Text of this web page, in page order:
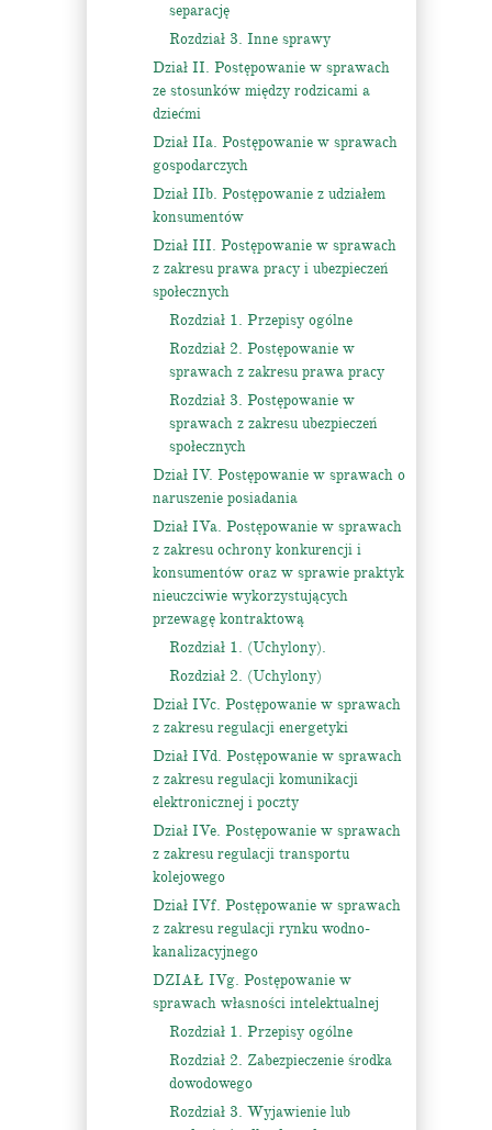
separację
Rozdział 3. Inne sprawy
Dział II. Postępowanie w sprawach
ze stosunków między rodzicami a
dziećmi
Dział IIa. Postępowanie w sprawach
gospodarczych
Dział IIb. Postępowanie z udziałem
konsumentów
Dział III. Postępowanie w sprawach
z zakresu prawa pracy i ubezpieczeń
społecznych
Rozdział 1. Przepisy ogólne
Rozdział 2. Postępowanie w
sprawach z zakresu prawa pracy
Rozdział 3. Postępowanie w
sprawach z zakresu ubezpieczeń
społecznych
Dział IV. Postępowanie w sprawach o
naruszenie posiadania
Dział IVa. Postępowanie w sprawach
z zakresu ochrony konkurencji i
konsumentów oraz w sprawie praktyk
nieuczciwie wykorzystujących
przewagę kontraktową
Rozdział 1. (Uchylony).
Rozdział 2. (Uchylony)
Dział IVc. Postępowanie w sprawach
z zakresu regulacji energetyki
Dział IVd. Postępowanie w sprawach
z zakresu regulacji komunikacji
elektronicznej i poczty
Dział IVe. Postępowanie w sprawach
z zakresu regulacji transportu
kolejowego
Dział IVf. Postępowanie w sprawach
z zakresu regulacji rynku wodno-
kanalizacyjnego
DZIAŁ IVg. Postępowanie w
sprawach własności intelektualnej
Rozdział 1. Przepisy ogólne
Rozdział 2. Zabezpieczenie środka
dowodowego
Rozdział 3. Wyjawienie lub